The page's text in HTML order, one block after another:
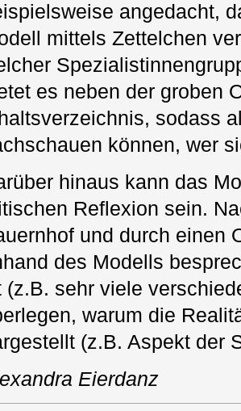
angedacht,
mittels Zettelchen
es neben der groben
sodass
können, wer
hinaus kann das
Reflexion sein.
und durch einen
des Modells
(z.B. sehr viele
warum die
(z.B. Aspekt der
Eierdanz